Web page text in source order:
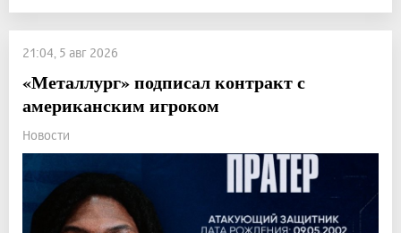
21:04, 5 авг 2026
«Металлург» подписал контракт с
американским игроком
Новости